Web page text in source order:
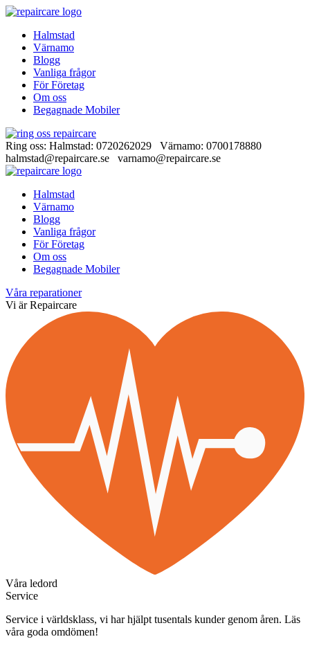
Halmstad
Värnamo
Blogg
Vanliga frågor
För Företag
Om oss
Begagnade Mobiler
Ring oss: Halmstad: 0720262029 Värnamo: 0700178880
halmstad@repaircare.se varnamo@repaircare.se
Halmstad
Värnamo
Blogg
Vanliga frågor
För Företag
Om oss
Begagnade Mobiler
Våra reparationer
Vi är Repaircare
Våra ledord
Service
Service i världsklass, vi har hjälpt tusentals kunder genom åren. Läs
våra goda omdömen!